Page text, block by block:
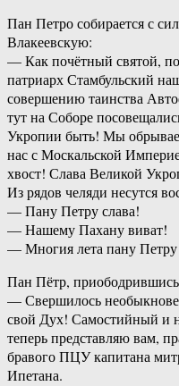
Пан Петро собирается с
Влакеевскую:
— Как почётный святой,
патриарх Стамбульский
совершению таинства
тут на Соборе
Укропии быть! Мы
нас с Москальской
хвост! Слава Великой
Из рядов челяди несутся
— Пану Петру слава!
— Нашему Пахану виват!
— Многия лета пану
Пан Пётр,
— Свершилось
свой Дух! Самостийный и
теперь представляю вам,
бравого ПЦУ капитана
Ипетана.